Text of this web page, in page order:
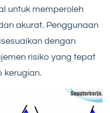
untuk memperoleh
akurat. Penggunaan
dengan
risiko yang tepat
kerugian.